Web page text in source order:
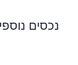
נכסים